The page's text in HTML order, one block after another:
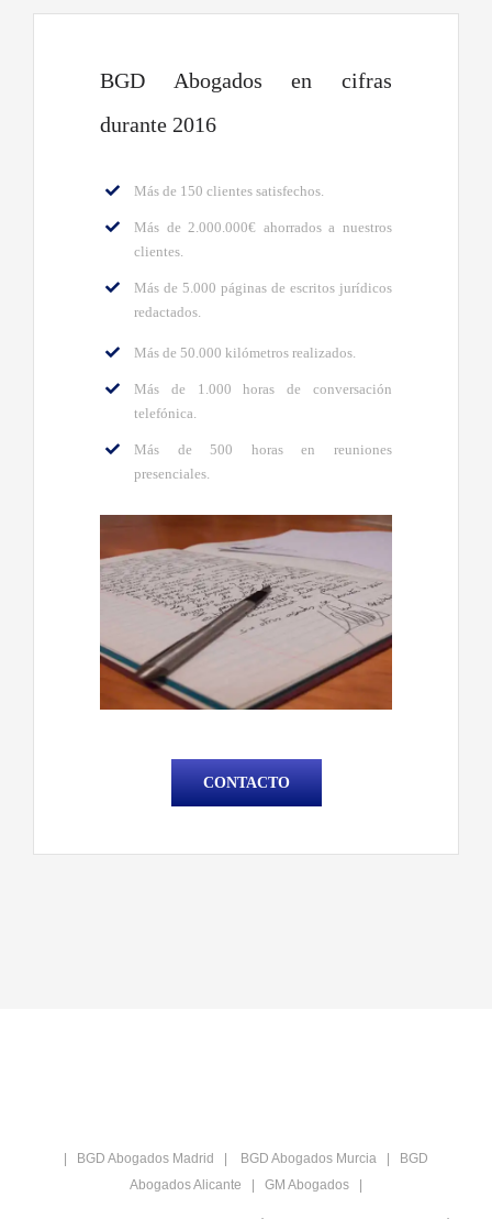
BGD Abogados en cifras
durante 2016
Más de 150 clientes satisfechos.
Más de 2.000.000€ ahorrados a nuestros
clientes.
Más de 5.000 páginas de escritos jurídicos
redactados.
Más de 50.000 kilómetros realizados.
Más de 1.000 horas de conversación
telefónica.
Más de 500 horas en reuniones
presenciales.
CONTACTO
BGD Abogados Madrid BGD Abogados Murcia
BGD
Abogados Alicante
GM Abogados